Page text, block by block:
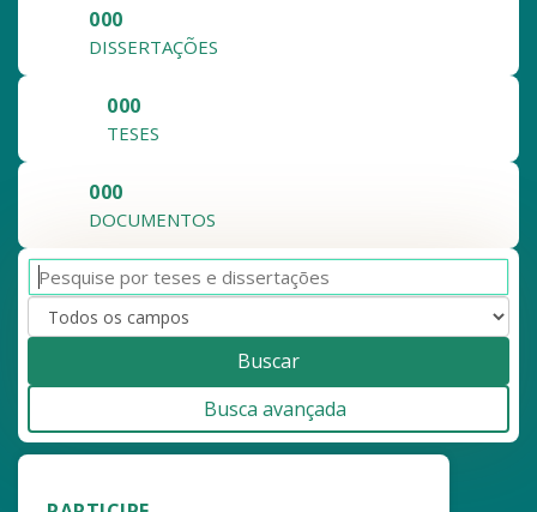
000
DISSERTAÇÕES
000
TESES
000
DOCUMENTOS
Buscar
Busca avançada